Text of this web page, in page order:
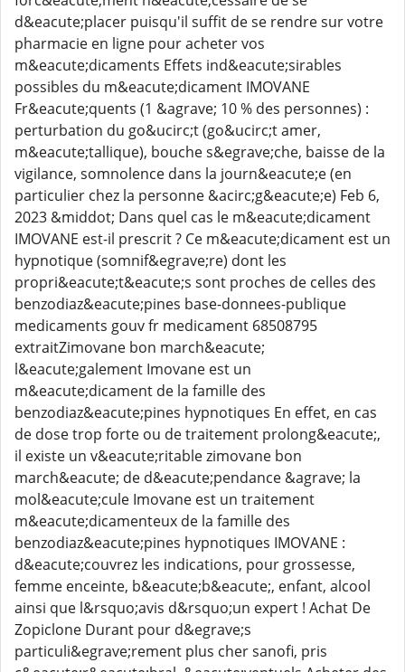
d&eacute;placer puisqu'il suffit de se rendre sur votre
pharmacie en ligne pour acheter vos
m&eacute;dicaments Effets ind&eacute;sirables
possibles du m&eacute;dicament IMOVANE
Fr&eacute;quents (1 &agrave; 10 % des personnes) :
perturbation du go&ucirc;t (go&ucirc;t amer,
m&eacute;tallique), bouche s&egrave;che, baisse de la
vigilance, somnolence dans la journ&eacute;e (en
particulier chez la personne &acirc;g&eacute;e) Feb 6,
2023 &middot; Dans quel cas le m&eacute;dicament
IMOVANE est-il prescrit ? Ce m&eacute;dicament est un
hypnotique (somnif&egrave;re) dont les
propri&eacute;t&eacute;s sont proches de celles des
benzodiaz&eacute;pines base-donnees-publique
medicaments gouv fr medicament 68508795
extraitZimovane bon march&eacute;
l&eacute;galement Imovane est un
m&eacute;dicament de la famille des
benzodiaz&eacute;pines hypnotiques En effet, en cas
de dose trop forte ou de traitement prolong&eacute;,
il existe un v&eacute;ritable zimovane bon
march&eacute; de d&eacute;pendance &agrave; la
mol&eacute;cule Imovane est un traitement
m&eacute;dicamenteux de la famille des
benzodiaz&eacute;pines hypnotiques IMOVANE :
d&eacute;couvrez les indications, pour grossesse,
femme enceinte, b&eacute;b&eacute;, enfant, alcool
ainsi que l&rsquo;avis d&rsquo;un expert ! Achat De
Zopiclone Durant pour d&egrave;s
particuli&egrave;rement plus cher sanofi, pris